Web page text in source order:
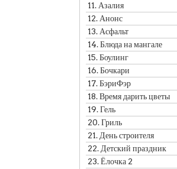
11.Азалия
12.Анонс
13.Асфальт
14.Блюда на мангале
15.Боулинг
16.Бочкари
17.БэриФэр
18.Время дарить цветы
19.Гель
20.Гриль
21.День строителя
22.Детский праздник
23.Ёлочка 2